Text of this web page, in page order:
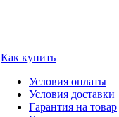
Как купить
Условия оплаты
Условия доставки
Гарантия на товар